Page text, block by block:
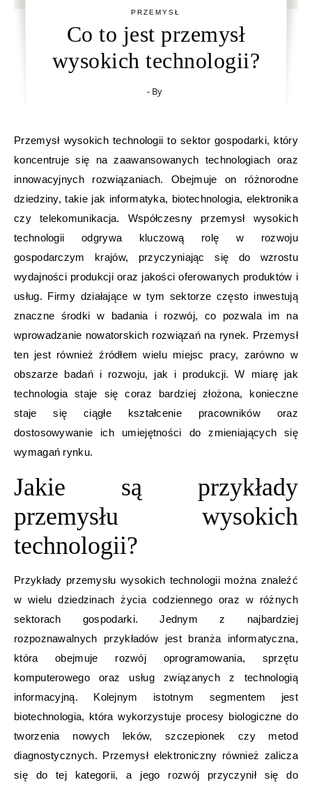
PRZEMYSŁ
Co to jest przemysł
wysokich technologii?
- By
Przemysł wysokich technologii to sektor gospodarki, który
koncentruje się na zaawansowanych technologiach oraz
innowacyjnych rozwiązaniach. Obejmuje on różnorodne
dziedziny, takie jak informatyka, biotechnologia, elektronika
czy telekomunikacja. Współczesny przemysł wysokich
technologii odgrywa kluczową rolę w rozwoju
gospodarczym krajów, przyczyniając się do wzrostu
wydajności produkcji oraz jakości oferowanych produktów i
usług. Firmy działające w tym sektorze często inwestują
znaczne środki w badania i rozwój, co pozwala im na
wprowadzanie nowatorskich rozwiązań na rynek. Przemysł
ten jest również źródłem wielu miejsc pracy, zarówno w
obszarze badań i rozwoju, jak i produkcji. W miarę jak
technologia staje się coraz bardziej złożona, konieczne
staje się ciągłe kształcenie pracowników oraz
dostosowywanie ich umiejętności do zmieniających się
wymagań rynku.
Jakie są przykłady
przemysłu wysokich
technologii?
Przykłady przemysłu wysokich technologii można znaleźć
w wielu dziedzinach życia codziennego oraz w różnych
sektorach gospodarki. Jednym z najbardziej
rozpoznawalnych przykładów jest branża informatyczna,
która obejmuje rozwój oprogramowania, sprzętu
komputerowego oraz usług związanych z technologią
informacyjną. Kolejnym istotnym segmentem jest
biotechnologia, która wykorzystuje procesy biologiczne do
tworzenia nowych leków, szczepionek czy metod
diagnostycznych. Przemysł elektroniczny również zalicza
się do tej kategorii, a jego rozwój przyczynił się do